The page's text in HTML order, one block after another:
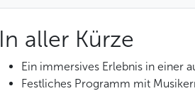
In aller Kürze
Ein immersives Erlebnis in einer
Festliches Programm mit